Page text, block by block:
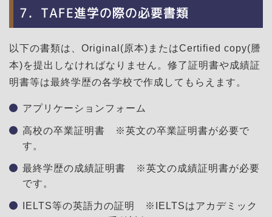
7．TAFE進学の際の必要書類
以下の書類は、Original(原本)またはCertified copy(謄
本)を提出しなければなりません。修了証明書や成績証
明書等は最終学歴の各学校で作成してもらえます。
アプリケーションフォーム
高校の卒業証明書 ※英文の卒業証明書が必要で
す。
最終学歴の成績証明書 ※英文の成績証明書が必要
です。
IELTS等の英語力の証明 ※IELTSはアカデミック